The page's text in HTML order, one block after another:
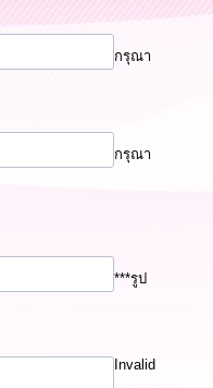
กรุณา
กรุณา
***รูป
Invalid